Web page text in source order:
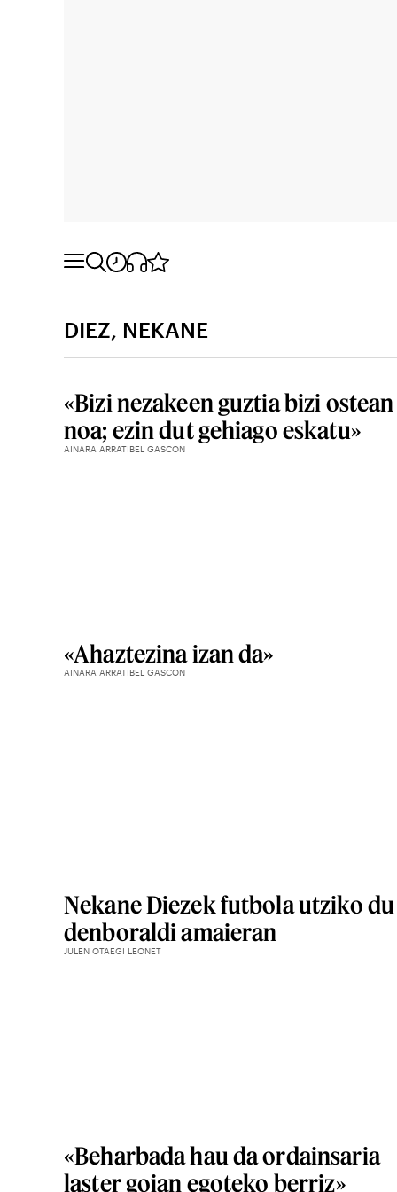
DIEZ, NEKANE
«Bizi nezakeen guztia bizi ostean
noa; ezin dut gehiago eskatu»
AINARA ARRATIBEL GASCON
«Ahaztezina izan da»
AINARA ARRATIBEL GASCON
Nekane Diezek futbola utziko du
denboraldi amaieran
JULEN OTAEGI LEONET
«Beharbada hau da ordainsaria
laster goian egoteko berriz»